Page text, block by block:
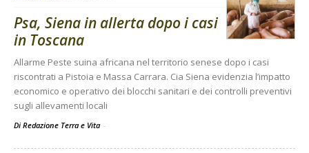
Psa, Siena in allerta dopo i casi
in Toscana
Allarme Peste suina africana nel territorio senese dopo i casi
riscontrati a Pistoia e Massa Carrara. Cia Siena evidenzia l’impatto
economico e operativo dei blocchi sanitari e dei controlli preventivi
sugli allevamenti locali
Di Redazione Terra e Vita -